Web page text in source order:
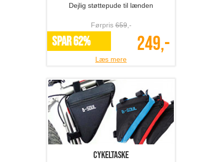
Dejlig støttepude til lænden
Førpris659,-
SPAR 62% 249,-
Læs mere
Cykeltaske